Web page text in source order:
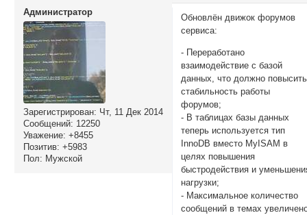
Администратор
Зарегистрирован: Чт, 11 Дек 2014
Сообщений: 12250
Уважение: +8455
Позитив: +5983
Пол: Мужской
Обновлён движок форумов
сервиса:
- Переработано
взаимодействие с базой
данных, что должно повысить
стабильность работы
форумов;
- В таблицах базы данных
теперь используется тип
InnoDB вместо MyISAM в
целях повышения
быстродействия и
нагрузки;
- Максимальное количество
сообщений в темах